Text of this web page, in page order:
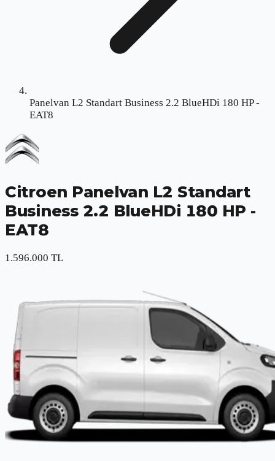
Panelvan L2 Standart Business 2.2 BlueHDi 180 HP -
EAT8
Citroen Panelvan L2 Standart
Business 2.2 BlueHDi 180 HP -
EAT8
1.596.000 TL